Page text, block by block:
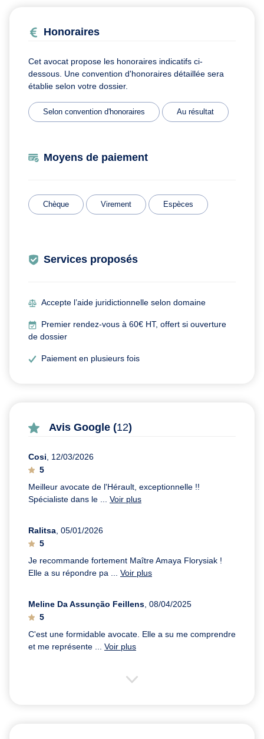
Honoraires
Cet avocat propose les honoraires indicatifs ci-
dessous. Une convention d'honoraires détaillée sera
établie selon votre dossier.
Selon convention d'honoraires Au résultat
Moyens de paiement
Chèque Virement Espèces
Services proposés
Accepte l’aide juridictionnelle selon domaine
Premier rendez-vous à 60€ HT, offert si ouverture
de dossier
Paiement en plusieurs fois
Avis Google (12)
Cosi, 12/03/2026
5
Meilleur avocate de l'Hérault, exceptionnelle !!
Spécialiste dans le ... Voir plus
Ralitsa, 05/01/2026
5
Je recommande fortement Maître Amaya Florysiak !
Elle a su répondre pa ... Voir plus
Meline Da Assunção Feillens, 08/04/2025
5
C'est une formidable avocate. Elle a su me comprendre
et me représente ... Voir plus